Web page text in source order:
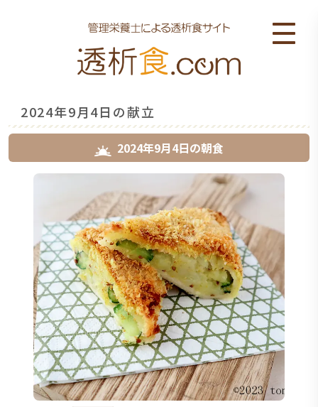
2024年9月4日の献立
2024年9月4日の朝食